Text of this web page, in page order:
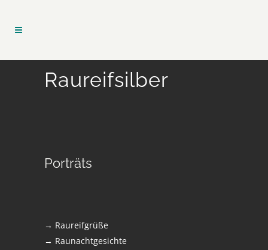
Raureifsilber
Porträts
→ Raureifgrüße
→ Raunachtgesichte